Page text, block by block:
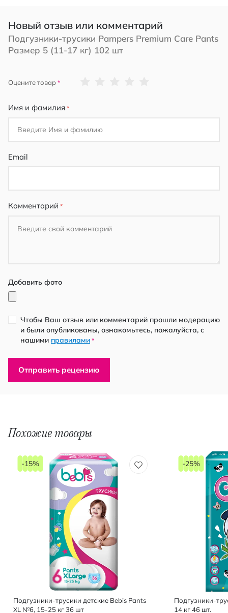
Новый отзыв или комментарий
Подгузники-трусики Pampers Premium Care Pants
Размер 5 (11-17 кг) 102 шт
Оцените товар
Имя и фамилия
Email
Комментарий
Добавить фото
Чтобы Ваш отзыв или комментарий прошли модерацию
и были опубликованы, ознакомьтесь, пожалуйста, с
нашими правилами *
Отправить рецензию
Похожие товары
Подгузники-трусики детские Bebis Pants
XL №6, 15-25 кг 36 шт
-15%
Подгузники-
14 кг 46 шт.
-25%